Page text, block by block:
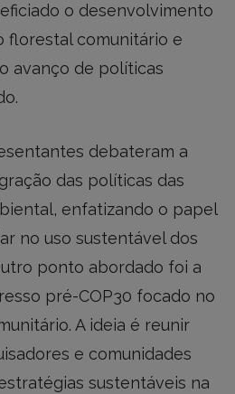
o desenvolvimento
florestal comunitário e
avanço de políticas
debateram a
das políticas das
enfatizando o papel
no uso sustentável dos
ponto abordado foi a
pré-COP30 focado no
A ideia é reunir
e comunidades
sustentáveis na